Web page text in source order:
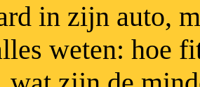
in zijn auto,
weten: hoe